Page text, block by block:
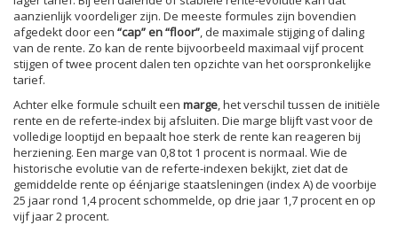
aanzienlijk voordeliger zijn. De meeste formules zijn bovendien
afgedekt door een “cap” en “floor”, de maximale stijging of daling
van de rente. Zo kan de rente bijvoorbeeld maximaal vijf procent
stijgen of twee procent dalen ten opzichte van het oorspronkelijke
tarief.
Achter elke formule schuilt een marge, het verschil tussen de initiële
rente en de referte-index bij afsluiten. Die marge blijft vast voor de
volledige looptijd en bepaalt hoe sterk de rente kan reageren bij
herziening. Een marge van 0,8 tot 1 procent is normaal. Wie de
historische evolutie van de referte-indexen bekijkt, ziet dat de
gemiddelde rente op éénjarige staatsleningen (index A) de voorbije
25 jaar rond 1,4 procent schommelde, op drie jaar 1,7 procent en op
vijf jaar 2 procent.